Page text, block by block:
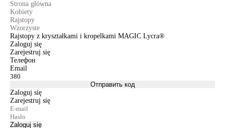
Strona główna
Kobiety
Rajstopy
Wzorzyste
Rajstopy z kryształkami i kropelkami MAGIC Lycra®
Zaloguj się
Zarejestruj się
Телефон
Email
Отправить код
Zaloguj się
Zarejestruj się
Zaloguj się